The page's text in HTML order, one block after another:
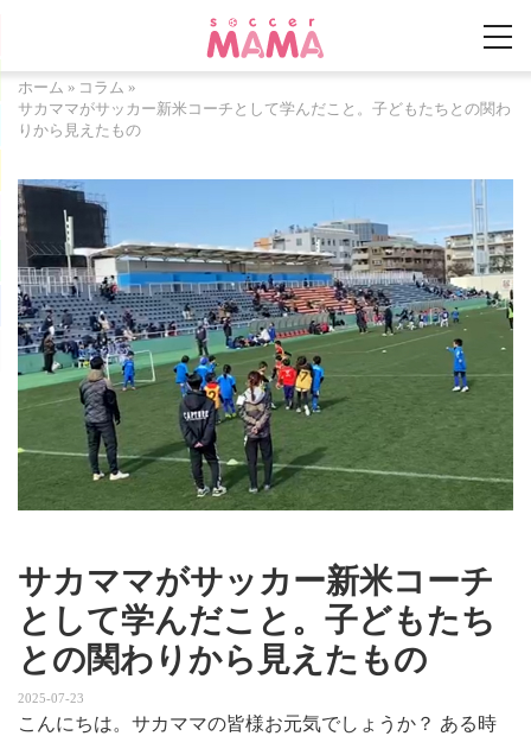
ホーム » コラム »
サカママがサッカー新米コーチとして学んだこと。子どもたちとの関わ
りから見えたもの
サカママがサッカー新米コーチ
として学んだこと。子どもたち
との関わりから見えたもの
2025-07-23
こんにちは。サカママの皆様お元気でしょうか？ ある時